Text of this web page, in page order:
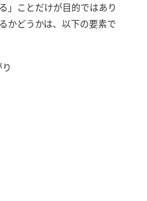
」ことだけが目的ではあり
かどうかは、以下の要素で